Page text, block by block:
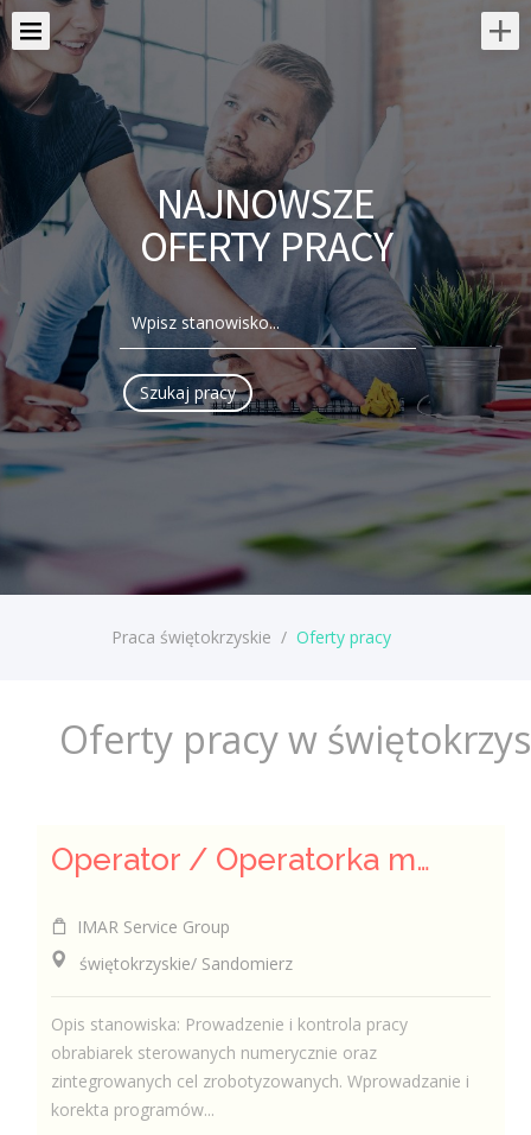
NAJNOWSZE
OFERTY PRACY
Praca świętokrzyskie / Oferty pracy
Oferty pracy w
Operator / Operatorka maszyn CNC (K/M)
IMAR Service Group
świętokrzyskie/ Sandomierz
Opis stanowiska: Prowadzenie i kontrola pracy
obrabiarek sterowanych numerycznie oraz
zintegrowanych cel zrobotyzowanych. Wprowadzanie i
korekta programów...